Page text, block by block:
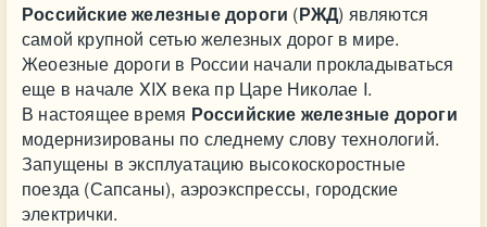
Российские железные дороги (РЖД) являются
самой крупной сетью железных дорог в мире.
Жеоезные дороги в России начали прокладываться
еще в начале XIX века пр Царе Николае I.
В настоящее время Российские железные дороги
модернизированы по следнему слову технологий.
Запущены в эксплуатацию высокоскоростные
поезда (Сапсаны), аэроэкспрессы, городские
электрички.